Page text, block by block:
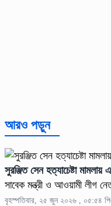
আরও পড়ুন
সুরঞ্জিত সেন হত্যাচেষ্টা
সাবেক মন্ত্রী ও আওয়ামী লীগ
বৃহস্পতিবার, ২৫ জুন ২০২৬ , ০৫:৫৪